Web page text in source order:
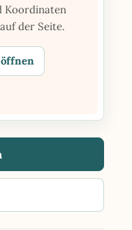
Koordinaten
der Seite.